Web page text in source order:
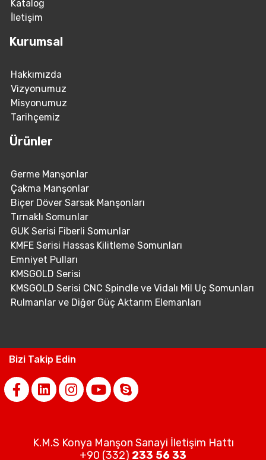
Katalog
İletişim
Kurumsal
Hakkımızda
Vizyonumuz
Misyonumuz
Tarihçemiz
Ürünler
Germe Manşonlar
Çakma Manşonlar
Biçer Döver Sarsak Manşonları
Tırnaklı Somunlar
GUK Serisi Fiberli Somunlar
KMFE Serisi Hassas Kilitleme Somunları
Emniyet Pulları
KMSGOLD Serisi
KMSGOLD Serisi CNC Spindle ve Vidalı Mil Uç Somunları
Rulmanlar ve Diğer Güç Aktarım Elemanları
Bizi Takip Edin
K.M.S Konya Manşon Sanayi İletişim Hattı
+90 (332) 233 56 33